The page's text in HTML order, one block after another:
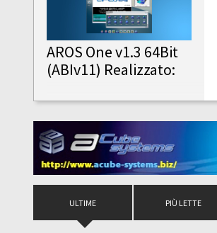
AROS One v1.3 64Bit
(ABIv11) Realizzato:
ULTIME PIÙ LETTE